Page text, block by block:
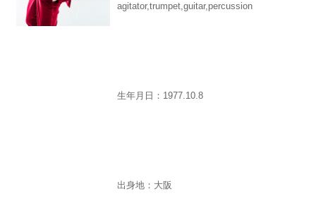
agitator,trumpet,guitar,percussion
生年月日：1977.10.8
出身地：大阪